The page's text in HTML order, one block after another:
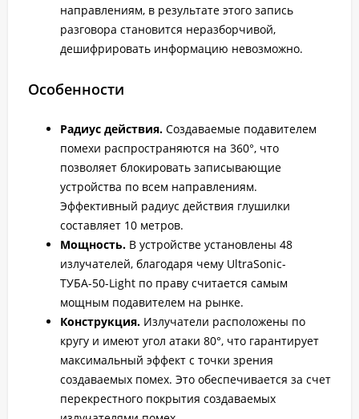
направлениям, в результате этого запись
разговора становится неразборчивой,
дешифрировать информацию невозможно.
Особенности
Радиус действия. Создаваемые подавителем
помехи распространяются на 360°, что
позволяет блокировать записывающие
устройства по всем направлениям.
Эффективный радиус действия глушилки
составляет 10 метров.
Мощность. В устройстве установлены 48
излучателей, благодаря чему UltraSonic-
ТУБА-50-Light по праву считается самым
мощным подавителем на рынке.
Конструкция. Излучатели расположены по
кругу и имеют угол атаки 80°, что гарантирует
максимальный эффект с точки зрения
создаваемых помех. Это обеспечивается за счет
перекрестного покрытия создаваемых